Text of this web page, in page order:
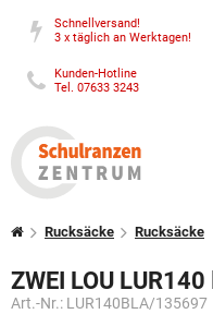
Schnellversand!
3 x täglich an Werktagen!
Kunden-Hotline
Tel. 07633 3243
Rucksäcke Rucksäcke
ZWEI LOU LUR140
Art.-Nr.: LUR140BLA/135697